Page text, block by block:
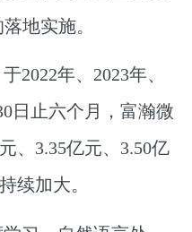
地实施。
年、2023年、
日止六个月，富瀚微
、3.35亿元、3.50亿
续加大。